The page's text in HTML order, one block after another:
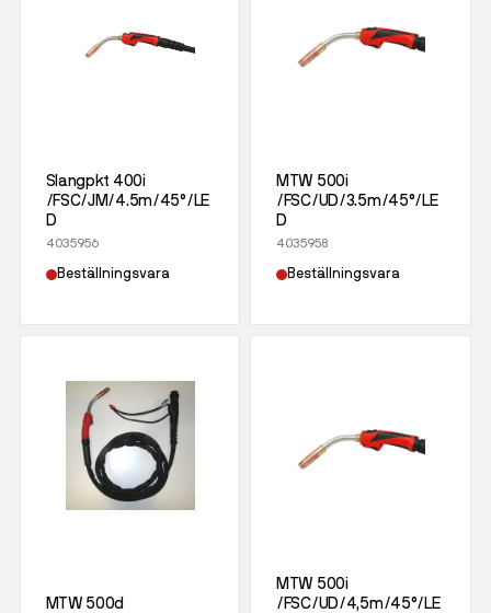
Slangpkt 400i
/FSC/JM/4.5m/45°/LE
D
4035956
Beställningsvara
MTW 500i
/FSC/UD/3.5m/45°/LE
D
4035958
Beställningsvara
MTW 500d
MTW 500i
/FSC/UD/4,5m/45°/LE